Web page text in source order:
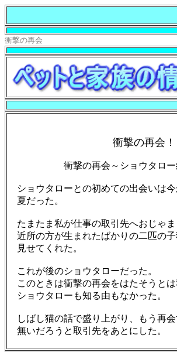
衝撃の再会
衝撃の再会 ！
衝撃の再会 ～ショウタロー
ショウタローとの初めての出会いは
夏だった。
たまたま私が仕事の取引先へおじゃま
近所の方が生まれたばかりの二匹の子
見せてくれた。
これが後のショウタローだった。
このときは衝撃の再会をはたそうと
ショウタローも知る由もなかった。
しばし猫の話で盛り上がり、もう 再会
無いだろうと取引先をあとにした。